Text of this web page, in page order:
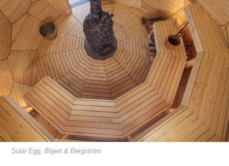
Solar Egg, Bigert & Bergström